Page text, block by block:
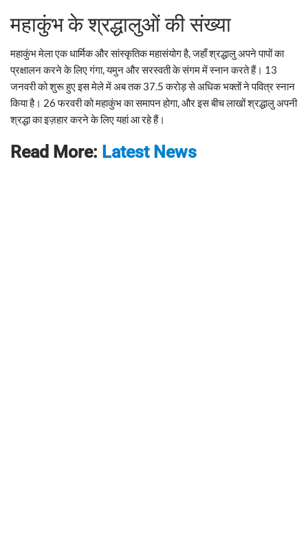
महाकुंभ के श्रद्धालुओं की संख्या
महाकुंभ मेला एक धार्मिक और सांस्कृतिक महासंयोग है, जहाँ श्रद्धालु अपने पापों का
प्रक्षालन करने के लिए गंगा, यमुन और सरस्वती के संगम में स्नान करते हैं। 13
जनवरी को शुरू हुए इस मेले में अब तक 37.5 करोड़ से अधिक भक्तों ने पवित्र स्नान
किया है। 26 फरवरी को महाकुंभ का समापन होगा, और इस बीच लाखों श्रद्धालु अपनी
श्रद्धा का इज़हार करने के लिए यहां आ रहे हैं।
Read More: Latest News